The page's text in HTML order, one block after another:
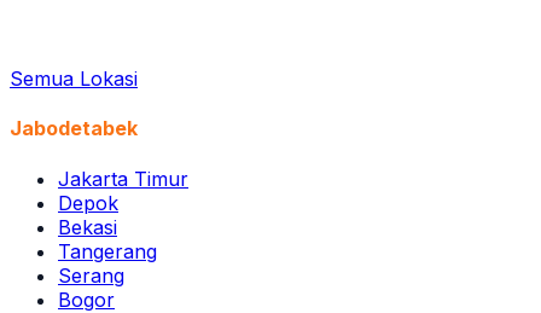
Semua Lokasi
Jabodetabek
Jakarta Timur
Depok
Bekasi
Tangerang
Serang
Bogor